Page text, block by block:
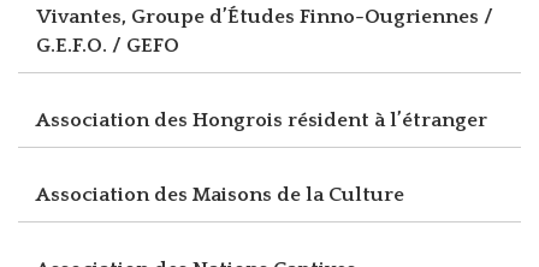
Vivantes, Groupe d’Études Finno-Ougriennes /
G.E.F.O. / GEFO
Association des Hongrois résident à l’étranger
Association des Maisons de la Culture